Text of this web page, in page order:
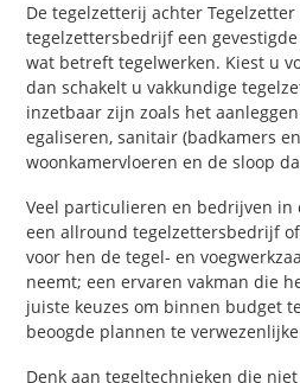
De tegelzetterij achter
tegelzettersbedrijf een
wat betreft tegelwerken. Kiest u
dan schakelt u vakkundige
inzetbaar zijn zoals het
egaliseren, sanitair (badkamers
woonkamervloeren en de sloop
Veel particulieren en bedrijven in
een allround tegelzettersbedrijf
voor hen de tegel- en
neemt; een ervaren vakman die
juiste keuzes om binnen budget
beoogde plannen te
Denk aan tegeltechnieken die